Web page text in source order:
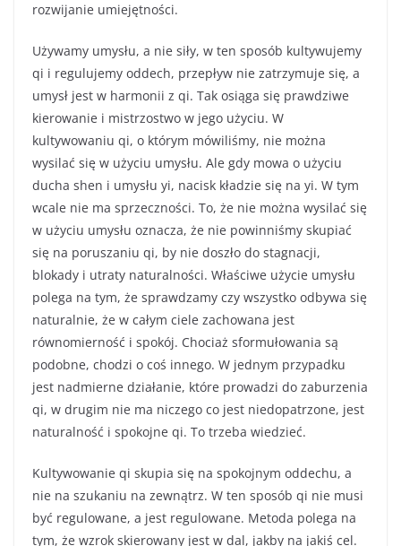
rozwijanie umiejętności.
Używamy umysłu, a nie siły, w ten sposób kultywujemy
qi i regulujemy oddech, przepływ nie zatrzymuje się, a
umysł jest w harmonii z qi. Tak osiąga się prawdziwe
kierowanie i mistrzostwo w jego użyciu. W
kultywowaniu qi, o którym mówiliśmy, nie można
wysilać się w użyciu umysłu. Ale gdy mowa o użyciu
ducha shen i umysłu yi, nacisk kładzie się na yi. W tym
wcale nie ma sprzeczności. To, że nie można wysilać się
w użyciu umysłu oznacza, że nie powinniśmy skupiać
się na poruszaniu qi, by nie doszło do stagnacji,
blokady i utraty naturalności. Właściwe użycie umysłu
polega na tym, że sprawdzamy czy wszystko odbywa się
naturalnie, że w całym ciele zachowana jest
równomierność i spokój. Chociaż sformułowania są
podobne, chodzi o coś innego. W jednym przypadku
jest nadmierne działanie, które prowadzi do zaburzenia
qi, w drugim nie ma niczego co jest niedopatrzone, jest
naturalność i spokojne qi. To trzeba wiedzieć.
Kultywowanie qi skupia się na spokojnym oddechu, a
nie na szukaniu na zewnątrz. W ten sposób qi nie musi
być regulowane, a jest regulowane. Metoda polega na
tym, że wzrok skierowany jest w dal, jakby na jakiś cel.